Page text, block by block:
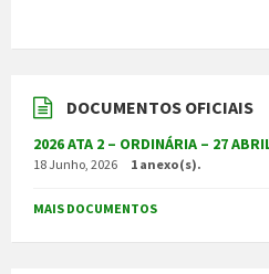
DOCUMENTOS OFICIAIS
2026 ATA 2 – ORDINÁRIA – 27
18 Junho, 2026 1 anexo(s).
MAIS DOCUMENTOS